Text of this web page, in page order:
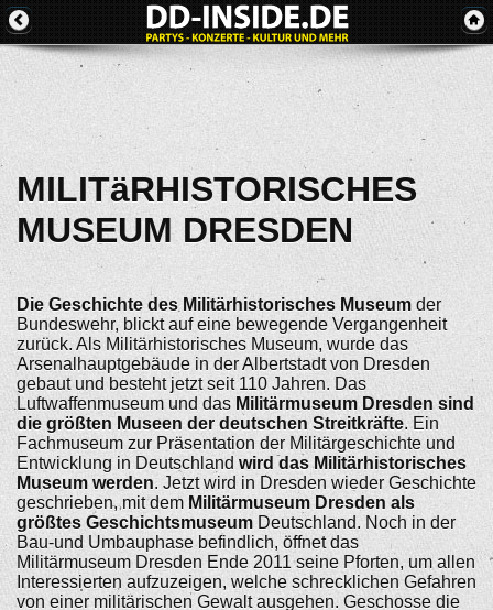
MILITäRHISTORISCHES
MUSEUM DRESDEN
Die Geschichte des Militärhistorisches Museum der
Bundeswehr, blickt auf eine bewegende Vergangenheit
zurück. Als Militärhistorisches Museum, wurde das
Arsenalhauptgebäude in der Albertstadt von Dresden
gebaut und besteht jetzt seit 110 Jahren. Das
Luftwaffenmuseum und das Militärmuseum Dresden sind
die größten Museen der deutschen Streitkräfte. Ein
Fachmuseum zur Präsentation der Militärgeschichte und
Entwicklung in Deutschland wird das Militärhistorisches
Museum werden. Jetzt wird in Dresden wieder Geschichte
geschrieben, mit dem Militärmuseum Dresden als
größtes Geschichtsmuseum Deutschland. Noch in der
Bau-und Umbauphase befindlich, öffnet das
Militärmuseum Dresden Ende 2011 seine Pforten, um allen
Interessierten aufzuzeigen, welche schrecklichen Gefahren
von einer militärischen Gewalt ausgehen. Geschosse die